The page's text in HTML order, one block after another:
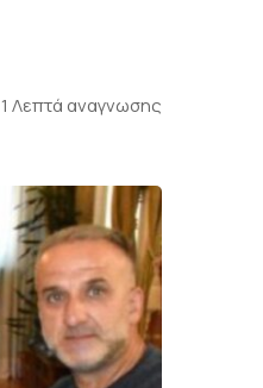
1 Λεπτά αναγνωσης